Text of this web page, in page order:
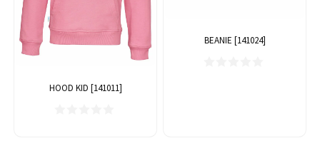
HOOD KID [141011]
BEANIE [141024]